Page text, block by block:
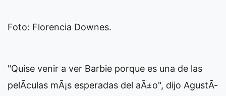
Foto: Florencia Downes.
"Quise venir a ver Barbie porque es una de las
pelÃ­culas mÃ¡s esperadas del aÃ±o", dijo AgustÃ­